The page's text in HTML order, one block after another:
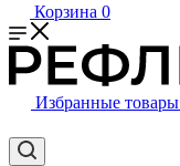
Корзина 0
Избранные товары